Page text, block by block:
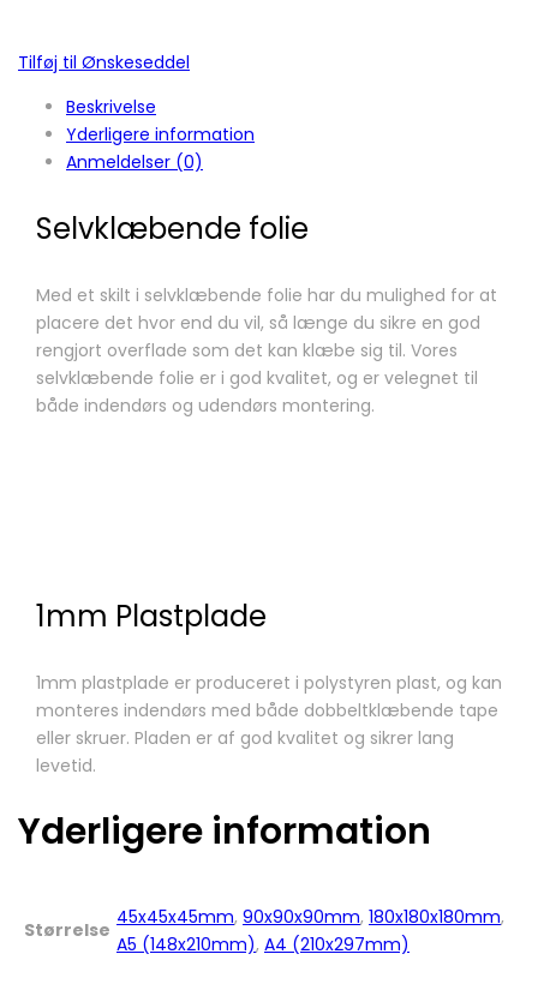
Tilføj til Ønskeseddel
Beskrivelse
Yderligere information
Anmeldelser (0)
Selvklæbende folie
Med et skilt i selvklæbende folie har du mulighed for at
placere det hvor end du vil, så længe du sikre en god
rengjort overflade som det kan klæbe sig til. Vores
selvklæbende folie er i god kvalitet, og er velegnet til
både indendørs og udendørs montering.
1mm Plastplade
1mm plastplade er produceret i polystyren plast, og kan
monteres indendørs med både dobbeltklæbende tape
eller skruer. Pladen er af god kvalitet og sikrer lang
levetid.
Yderligere information
Størrelse
45x45x45mm, 90x90x90mm, 180x180x180mm,
A5 (148x210mm), A4 (210x297mm)